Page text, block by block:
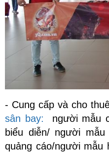
- Cung cấp vàcho
sân bay: người mẫu
biểu diễn/ người
quảng cáo/người